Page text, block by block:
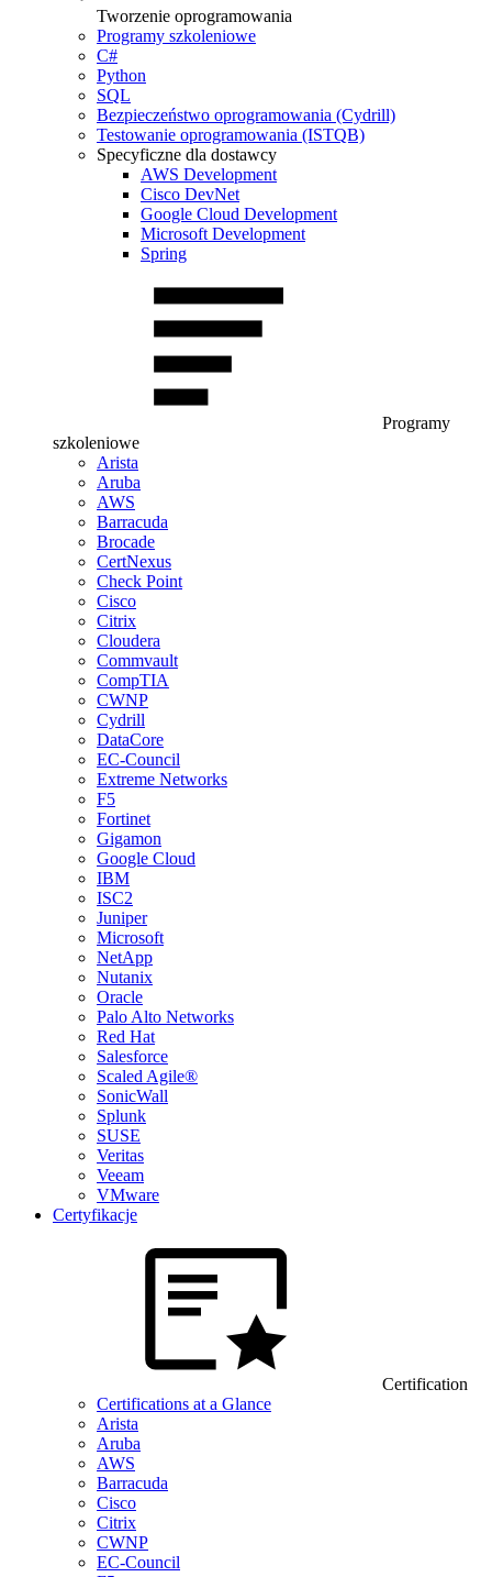
Tworzenie oprogramowania
Programy szkoleniowe
C#
Python
SQL
Bezpieczeństwo oprogramowania (Cydrill)
Testowanie oprogramowania (ISTQB)
Specyficzne dla dostawcy
AWS Development
Cisco DevNet
Google Cloud Development
Microsoft Development
Spring
Programy
szkoleniowe
Arista
Aruba
AWS
Barracuda
Brocade
CertNexus
Check Point
Cisco
Citrix
Cloudera
Commvault
CompTIA
CWNP
Cydrill
DataCore
EC-Council
Extreme Networks
F5
Fortinet
Gigamon
Google Cloud
IBM
ISC2
Juniper
Microsoft
NetApp
Nutanix
Oracle
Palo Alto Networks
Red Hat
Salesforce
Scaled Agile®
SonicWall
Splunk
SUSE
Veritas
Veeam
VMware
Certyfikacje
Certification
Certifications at a Glance
Arista
Aruba
AWS
Barracuda
Cisco
Citrix
CWNP
EC-Council